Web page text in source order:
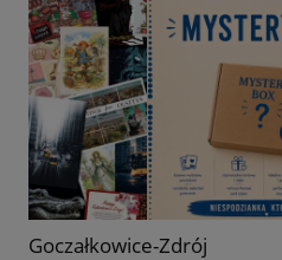
Goczałkowice-Zdrój